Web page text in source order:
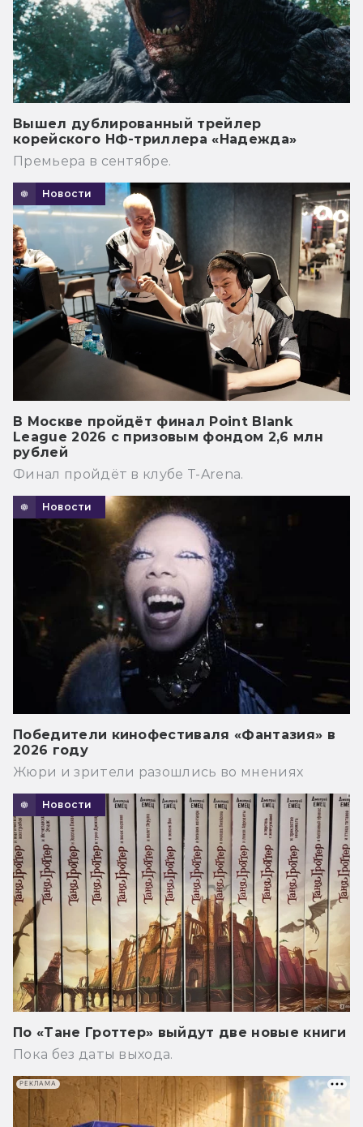
Вышел дублированный трейлер
корейского НФ-триллера «Надежда»
Премьера в сентябре.
Новости
В Москве пройдёт финал Point Blank
League 2026 с призовым фондом 2,6 млн
рублей
Финал пройдёт в клубе T-Arena.
Новости
Победители кинофестиваля «Фантазия» в
2026 году
Жюри и зрители разошлись во мнениях
Новости
По «Тане Гроттер» выйдут две новые книги
Пока без даты выхода.
РЕКЛАМА